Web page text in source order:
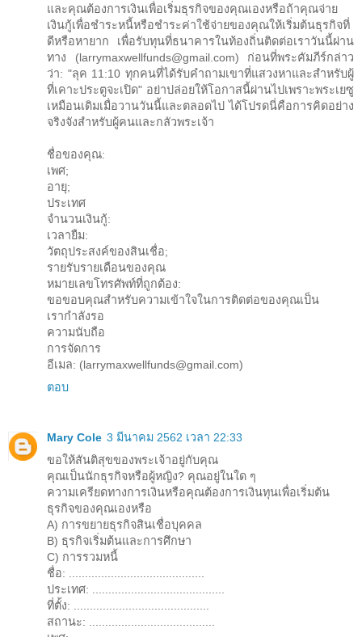
และคุณต้องการเงินเพื่อเริ่มธุรกิจของคุณเองหรือถ้าคุณจ่าย
เงินกู้เพื่อชำระหนี้หรือชำระค่าใช้จ่ายของคุณให้เริ่มต้นธุรกิจที่
ดีหรือหายาก เพื่อรับทุนที่ธนาคารในท้องถิ่นติดต่อเราวันนี้ผ่าน
ทาง (larrymaxwellfunds@gmail.com) ก่อนที่พระคัมภีร์กล่าว
ว่า: "ลุค 11:10 ทุกคนที่ได้รับคำถามเขาที่แสวงหาและสำหรับผู้
ที่เคาะประตูจะเปิด" อย่าปล่อยให้โอกาสนี้ผ่านไปเพราะพระเยซู
เหมือนเดิมเมื่อวานวันนี้และตลอดไป ได้โปรดนี่คือการคิดอย่าง
จริงจังสำหรับผู้คนและกลัวพระเจ้า
ชื่อของคุณ:
เพศ;
อายุ;
ประเทศ
จำนวนเงินกู้:
เวลายืม:
วัตถุประสงค์ของสินเชื่อ;
รายรับรายเดือนของคุณ
หมายเลขโทรศัพท์ที่ถูกต้อง:
ขอขอบคุณสำหรับความเข้าใจในการติดต่อของคุณเป็น
เรากำลังรอ
ความนับถือ
การจัดการ
อีเมล: (larrymaxwellfunds@gmail.com)
ตอบ
Mary Cole 3 มีนาคม 2562 เวลา 22:33
ขอให้สันติสุขของพระเจ้าอยู่กับคุณ
คุณเป็นนักธุรกิจหรือผู้หญิง? คุณอยู่ในใด ๆ
ความเครียดทางการเงินหรือคุณต้องการเงินทุนเพื่อเริ่มต้น
ธุรกิจของคุณเองหรือ
A) การขยายธุรกิจสินเชื่อบุคคล
B) ธุรกิจเริ่มต้นและการศึกษา
C) การรวมหนี้
ชื่อ: ..........................................
ประเทศ: .........................................
ที่ตั้ง: ..........................................
สถานะ: .......................................